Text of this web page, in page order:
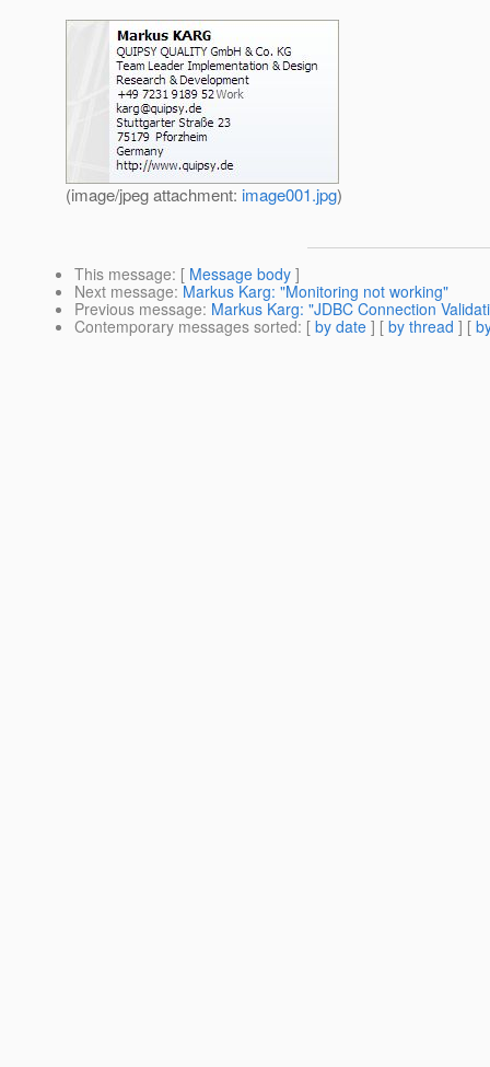
(image/jpeg attachment: image001.jpg)
This message: [ Message body ]
Next message: Markus Karg: "Monitoring not working"
Previous message: Markus Karg: "JDBC Connection
Contemporary messages sorted: [ by date ] [ by thread ] [